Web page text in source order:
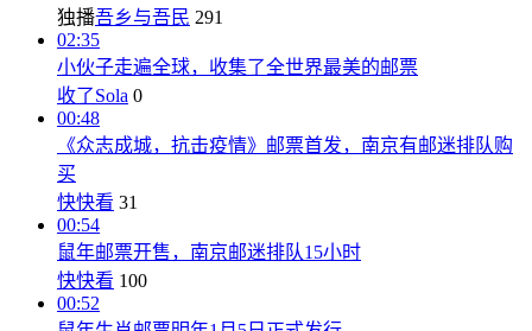
独播吾乡与吾民 291
02:35
小伙子走遍全球，收集了全世界最美的邮票
收了Sola 0
00:48
《众志成城，抗击疫情》邮票首发，南京有邮迷排队购
买
快快看 31
00:54
鼠年邮票开售，南京邮迷排队15小时
快快看 100
00:52